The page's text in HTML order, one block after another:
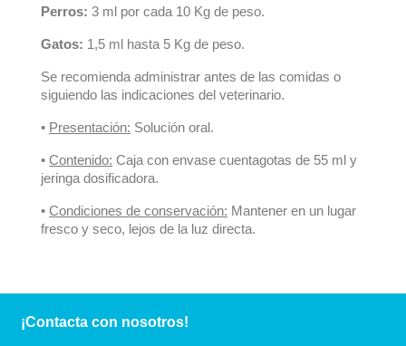
Perros: 3 ml por cada 10 Kg de peso.
Gatos: 1,5 ml hasta 5 Kg de peso.
Se recomienda administrar antes de las comidas o
siguiendo las indicaciones del veterinario.
• Presentación: Solución oral.
• Contenido: Caja con envase cuentagotas de 55 ml y
jeringa dosificadora.
• Condiciones de conservación: Mantener en un lugar
fresco y seco, lejos de la luz directa.
¡Contacta con nosotros!